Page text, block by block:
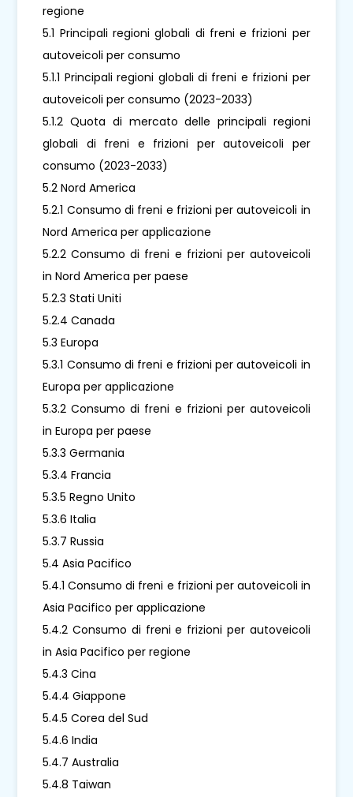
regione
5.1 Principali regioni globali di freni e frizioni per
autoveicoli per consumo
5.1.1 Principali regioni globali di freni e frizioni per
autoveicoli per consumo (2023-2033)
5.1.2 Quota di mercato delle principali regioni
globali di freni e frizioni per autoveicoli per
consumo (2023-2033)
5.2 Nord America
5.2.1 Consumo di freni e frizioni per autoveicoli in
Nord America per applicazione
5.2.2 Consumo di freni e frizioni per autoveicoli
in Nord America per paese
5.2.3 Stati Uniti
5.2.4 Canada
5.3 Europa
5.3.1 Consumo di freni e frizioni per autoveicoli in
Europa per applicazione
5.3.2 Consumo di freni e frizioni per autoveicoli
in Europa per paese
5.3.3 Germania
5.3.4 Francia
5.3.5 Regno Unito
5.3.6 Italia
5.3.7 Russia
5.4 Asia Pacifico
5.4.1 Consumo di freni e frizioni per autoveicoli in
Asia Pacifico per applicazione
5.4.2 Consumo di freni e frizioni per autoveicoli
in Asia Pacifico per regione
5.4.3 Cina
5.4.4 Giappone
5.4.5 Corea del Sud
5.4.6 India
5.4.7 Australia
5.4.8 Taiwan